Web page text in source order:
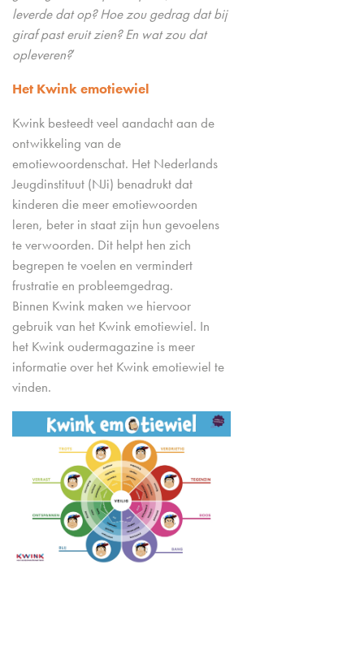
leverde dat op? Hoe zou gedrag dat bij
giraf past eruit zien? En wat zou dat
opleveren?’
Het Kwink emotiewiel
Kwink besteedt veel aandacht aan de
ontwikkeling van de
emotiewoordenschat. Het Nederlands
Jeugdinstituut (NJi) benadrukt dat
kinderen die meer emotiewoorden
leren, beter in staat zijn hun gevoelens
te verwoorden. Dit helpt hen zich
begrepen te voelen en vermindert
frustratie en probleemgedrag.
Binnen Kwink maken we hiervoor
gebruik van het Kwink emotiewiel. In
het Kwink oudermagazine is meer
informatie over het Kwink emotiewiel te
vinden.